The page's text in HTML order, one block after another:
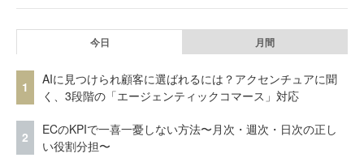
今日 月間
1
AIに見つけられ顧客に選ばれるには？アクセンチュアに聞
く、3段階の「エージェンティックコマース」対応
2
ECのKPIで一喜一憂しない方法〜月次・週次・日次の正し
い役割分担〜